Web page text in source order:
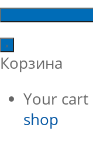
×
Корзина
Your cart
shop